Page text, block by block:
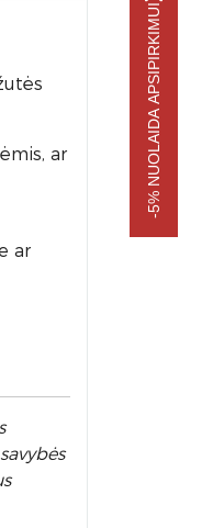
ar
ar
-5% NUOLAIDA APSIPIRKIMUI